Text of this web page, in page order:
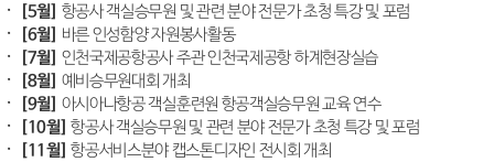
[5월] 항공사 객실승무원 및 관련 분야 전문가 초청 특강 및 포럼
[6월] 바른 인성함양 자원봉사활동
[7월] 인천국제공항공사 주관 인천국제공항 하계현장실습
[8월] 예비승무원대회 개최
[9월] 아시아나항공 객실훈련원 항공객실승무원 교육 연수
[10월] 항공사 객실승무원 및 관련 분야 전문가 초청 특강 및 포럼
[11월] 항공서비스분야 캡스톤디자인 전시회 개최